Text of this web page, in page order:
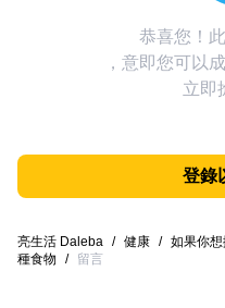
恭喜您！
，意即您可以
立即
登錄
亮生活 Daleba / 健康 / 如果你
種食物
/ 留言